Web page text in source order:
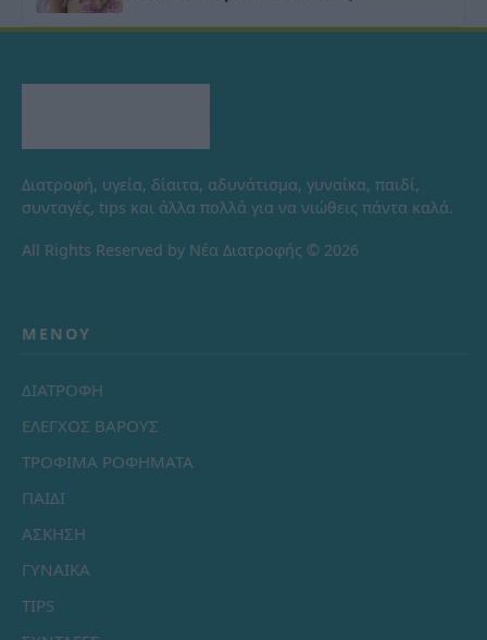
Διατροφή, υγεία, δίαιτα, αδυνάτισμα, γυναίκα, παιδί,
συνταγές, tips και άλλα πολλά για να νιώθεις πάντα καλά.
All Rights Reserved by Νέα Διατροφής © 2026
ΜΕΝΟΎ
ΔΙΑΤΡΟΦΗ
ΕΛΕΓΧΟΣ ΒΑΡΟΥΣ
ΤΡΟΦΙΜΑ ΡΟΦΗΜΑΤΑ
ΠΑΙΔΙ
ΑΣΚΗΣΗ
ΓΥΝΑΙΚΑ
TIPS